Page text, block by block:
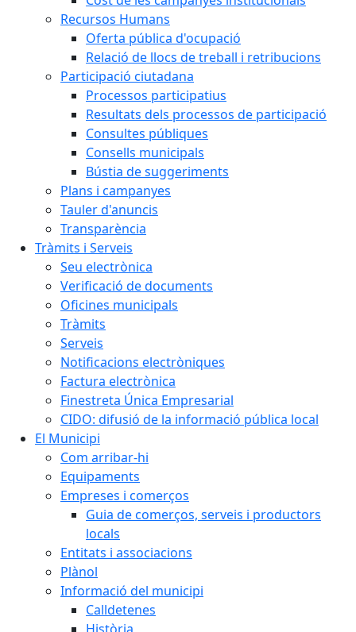
Recursos Humans
Oferta pública d'ocupació
Relació de llocs de treball i retribucions
Participació ciutadana
Processos participatius
Resultats dels processos de participació
Consultes públiques
Consells municipals
Bústia de suggeriments
Plans i campanyes
Tauler d'anuncis
Transparència
Tràmits i Serveis
Seu electrònica
Verificació de documents
Oficines municipals
Tràmits
Serveis
Notificacions electròniques
Factura electrònica
Finestreta Única Empresarial
CIDO: difusió de la informació pública local
El Municipi
Com arribar-hi
Equipaments
Empreses i comerços
Guia de comerços, serveis i productors
locals
Entitats i associacions
Plànol
Informació del municipi
Calldetenes